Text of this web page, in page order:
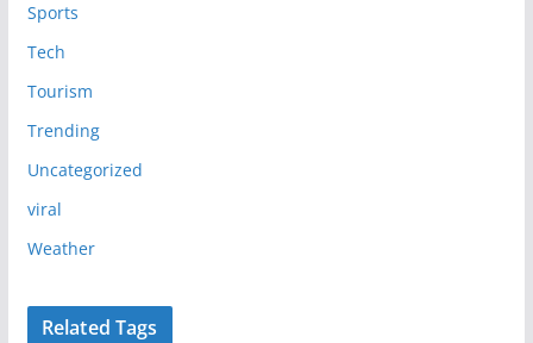
Sports
Tech
Tourism
Trending
Uncategorized
viral
Weather
Related Tags